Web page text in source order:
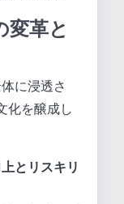
変革と
に浸透さ
化を醸成し
とリスキリ